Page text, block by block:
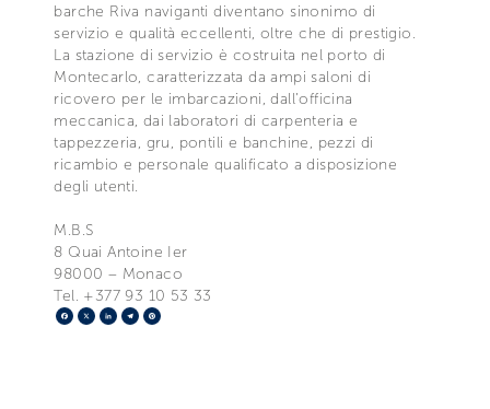
barche Riva naviganti diventano sinonimo di
servizio e qualità eccellenti, oltre che di prestigio.
La stazione di servizio è costruita nel porto di
Montecarlo, caratterizzata da ampi saloni di
ricovero per le imbarcazioni, dall’officina
meccanica, dai laboratori di carpenteria e
tappezzeria, gru, pontili e banchine, pezzi di
ricambio e personale qualificato a disposizione
degli utenti.
M.B.S
8 Quai Antoine Ier
98000 – Monaco
Tel. +377 93 10 53 33
Facebook
X LinkedIn
Telegram